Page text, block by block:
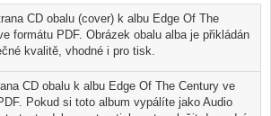
CD obalu (cover) k albu Edge Of The
formátu PDF. Obrázek obalu alba je přikládán
kvalitě, vhodné i pro tisk.
CD obalu k albu Edge Of The Century ve
Pokud si toto album vypálíte jako Audio